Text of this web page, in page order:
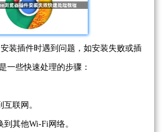
装插件时遇到问题，如安装失败或插
一些快速处理的步骤：
联网。
其他Wi-Fi网络。